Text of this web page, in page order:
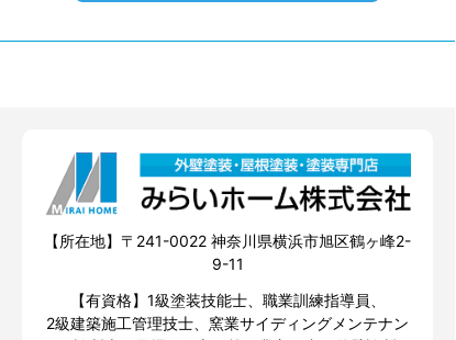
【所在地】〒241-0022 神奈川県横浜市旭区鶴ヶ峰2-
9-11
【有資格】1級塗装技能士、職業訓練指導員、
2級建築施工管理技士、窯業サイディングメンテナン